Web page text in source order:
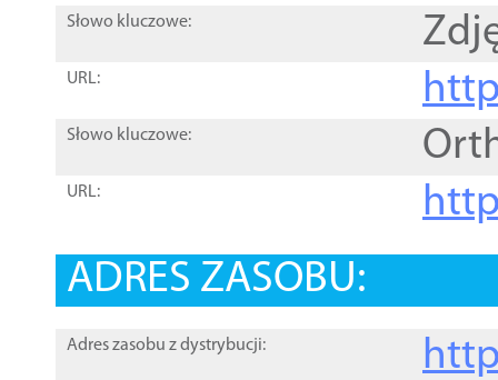
Słowo kluczowe:
URL:
Słowo kluczowe:
URL:
ADRES ZASOBU:
Adres zasobu z dystrybucji: